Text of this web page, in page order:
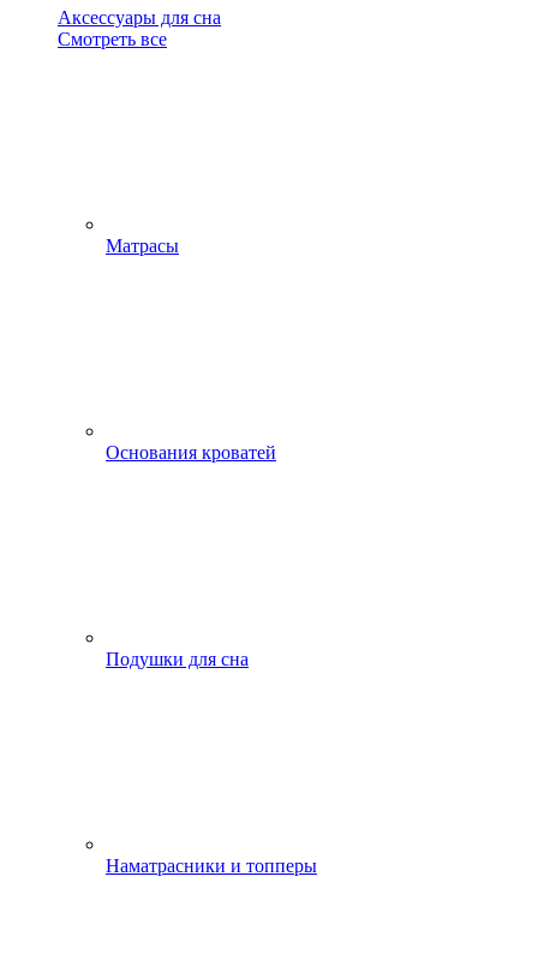
Аксессуары для сна
Смотреть все
Матрасы
Основания кроватей
Подушки для сна
Наматрасники и топперы